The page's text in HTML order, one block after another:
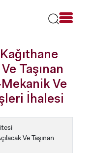
Taşınan
Ve
İhalesi
Ve Taşınan